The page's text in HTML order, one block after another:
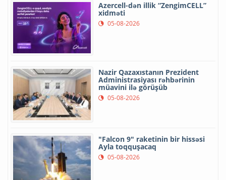
Azercell-dən illik “ZengimCELL”
xidməti
05-08-2026
Nazir Qazaxıstanın Prezident
Administrasiyası rəhbərinin
müavini ilə görüşüb
05-08-2026
"Falcon 9" raketinin bir hissəsi
Ayla toqquşacaq
05-08-2026